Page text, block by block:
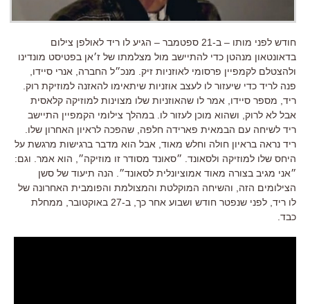
חודש לפני מותו – ב-21 ספטמבר – הגיע לו ריד לאולפן צילום
בדאונטאון מנהטן כדי להתיישב מול מצלמתו של ז׳אן בפטיסט מונדינו
ולהצטלם לקמפיין פרסומי לאוזניות זיק. מנכ״ל החברה, אנרי סיידו,
פנה לריד כדי שיעזור לו לעצב אוזניות שיתאימו להאזנה למוזיקת רוק.
ריד, מספר סיידו, אמר לו שהאוזניות שלו מצוינות למוזיקה קלאסית
אבל לא לרוק, ושהוא מוכן לעזור לו. במהלך צילומי הקמפיין התיישב
ריד לשיחה עם הבמאית פארידה חלפה, שהפכה לראיון האחרון שלו.
ריד נראה בראיון חולה וחלש מאוד, אבל הוא מדבר ברגישות מרגשת על
היחס שלו למוזיקה ולסאונד. ״סאונד מסודר זו מוזיקה״, הוא אמר. וגם:
״אני מגיב בצורה מאוד אמוציונלית לסאונד״. הנה תיעוד של סשן
הצילומים הזה, והשיחה המוקלטת והמצולמת והפומבית האחרונה של
לו ריד, לפני שנפטר חודש ושבוע אחר כך, ב-27 באוקטובר, ממחלת
כבד.